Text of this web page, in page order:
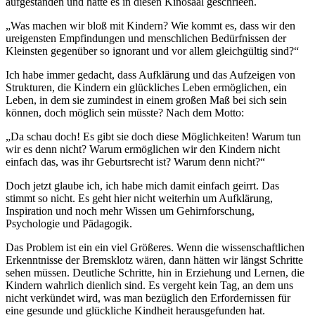
„Was machen wir bloß mit Kindern? Wie kommt es, dass wir den
ureigensten Empfindungen und menschlichen Bedürfnissen der
Kleinsten gegenüber so ignorant und vor allem gleichgültig sind?“
Ich habe immer gedacht, dass Aufklärung und das Aufzeigen von
Strukturen, die Kindern ein glückliches Leben ermöglichen, ein
Leben, in dem sie zumindest in einem großen Maß bei sich sein
können, doch möglich sein müsste? Nach dem Motto:
„Da schau doch! Es gibt sie doch diese Möglichkeiten! Warum tun
wir es denn nicht? Warum ermöglichen wir den Kindern nicht
einfach das, was ihr Geburtsrecht ist? Warum denn nicht?“
Doch jetzt glaube ich, ich habe mich damit einfach geirrt. Das
stimmt so nicht. Es geht hier nicht weiterhin um Aufklärung,
Inspiration und noch mehr Wissen um Gehirnforschung,
Psychologie und Pädagogik.
Das Problem ist ein ein viel Größeres. Wenn die wissenschaftlichen
Erkenntnisse der Bremsklotz wären, dann hätten wir längst Schritte
sehen müssen. Deutliche Schritte, hin in Erziehung und Lernen, die
Kindern wahrlich dienlich sind. Es vergeht kein Tag, an dem uns
nicht verkündet wird, was man bezüglich den Erfordernissen für
eine gesunde und glückliche Kindheit herausgefunden hat.